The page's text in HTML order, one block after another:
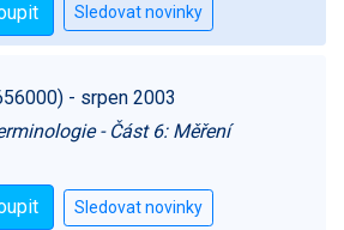
- srpen 2003
- Část 6: Měření